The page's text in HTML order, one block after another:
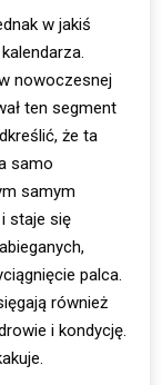
w jakiś
nowoczesnej
ten segment
że ta
samo
samym
staje się
palca.
również
i kondycję.